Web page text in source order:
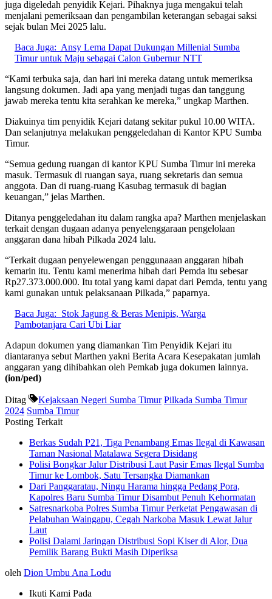
juga digeledah penyidik Kejari. Pihaknya juga mengakui telah
menjalani pemeriksaan dan pengambilan keterangan sebagai saksi
sejak bulan Mei 2025 lalu.
Baca Juga: Ansy Lema Dapat Dukungan Millenial Sumba
Timur untuk Maju sebagai Calon Gubernur NTT
“Kami terbuka saja, dan hari ini mereka datang untuk memeriksa
langsung dokumen. Jadi apa yang menjadi tugas dan tanggung
jawab mereka tentu kita serahkan ke mereka,” ungkap Marthen.
Diakuinya tim penyidik Kejari datang sekitar pukul 10.00 WITA.
Dan selanjutnya melakukan penggeledahan di Kantor KPU Sumba
Timur.
“Semua gedung ruangan di kantor KPU Sumba Timur ini mereka
masuk. Termasuk di ruangan saya, ruang sekretaris dan semua
anggota. Dan di ruang-ruang Kasubag termasuk di bagian
keuangan,” jelas Marthen.
Ditanya penggeledahan itu dalam rangka apa? Marthen menjelaskan
terkait dengan dugaan adanya penyelenggaraan pengelolaan
anggaran dana hibah Pilkada 2024 lalu.
“Terkait dugaan penyelewengan penggunaaan anggaran hibah
kemarin itu. Tentu kami menerima hibah dari Pemda itu sebesar
Rp27.373.000.000. Itu total yang kami dapat dari Pemda, tentu yang
kami gunakan untuk pelaksanaan Pilkada,” paparnya.
Baca Juga: Stok Jagung & Beras Menipis, Warga
Pambotanjara Cari Ubi Liar
Adapun dokumen yang diamankan Tim Penyidik Kejari itu
diantaranya sebut Marthen yakni Berita Acara Kesepakatan jumlah
anggaran yang dihibahkan oleh Pemkab juga dokumen lainnya.
(ion/ped)
Ditag Kejaksaan Negeri Sumba Timur Pilkada Sumba Timur
2024 Sumba Timur
Posting Terkait
Berkas Sudah P21, Tiga Penambang Emas Ilegal di Kawasan
Taman Nasional Matalawa Segera Disidang
Polisi Bongkar Jalur Distribusi Laut Pasir Emas Ilegal Sumba
Timur ke Lombok, Satu Tersangka Diamankan
Dari Panggaratau, Ningu Harama hingga Pedang Pora,
Kapolres Baru Sumba Timur Disambut Penuh Kehormatan
Satresnarkoba Polres Sumba Timur Perketat Pengawasan di
Pelabuhan Waingapu, Cegah Narkoba Masuk Lewat Jalur
Laut
Polisi Dalami Jaringan Distribusi Sopi Kiser di Alor, Dua
Pemilik Barang Bukti Masih Diperiksa
oleh Dion Umbu Ana Lodu
Ikuti Kami Pada